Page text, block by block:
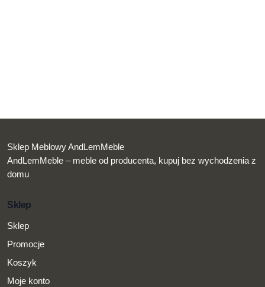
Sklep Meblowy AndLemMeble
AndLemMeble – meble od producenta, kupuj bez wychodzenia z
domu
Sklep
Sklep
Promocje
Koszyk
Moje konto